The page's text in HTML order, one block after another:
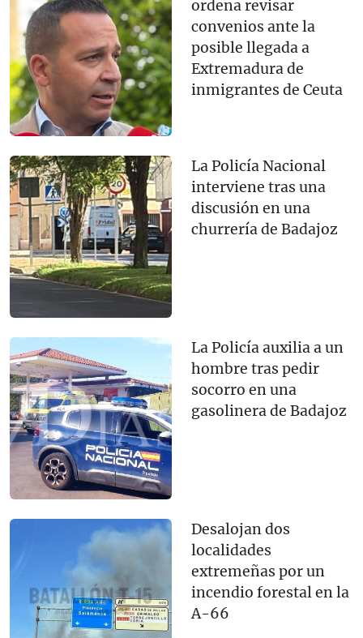
ordena revisar
convenios ante la
posible llegada a
Extremadura de
inmigrantes de Ceuta
La Policía Nacional
interviene tras una
discusión en una
churrería de Badajoz
La Policía auxilia a un
hombre tras pedir
socorro en una
gasolinera de Badajoz
Desalojan dos
localidades
extremeñas por un
incendio forestal en la
A-66